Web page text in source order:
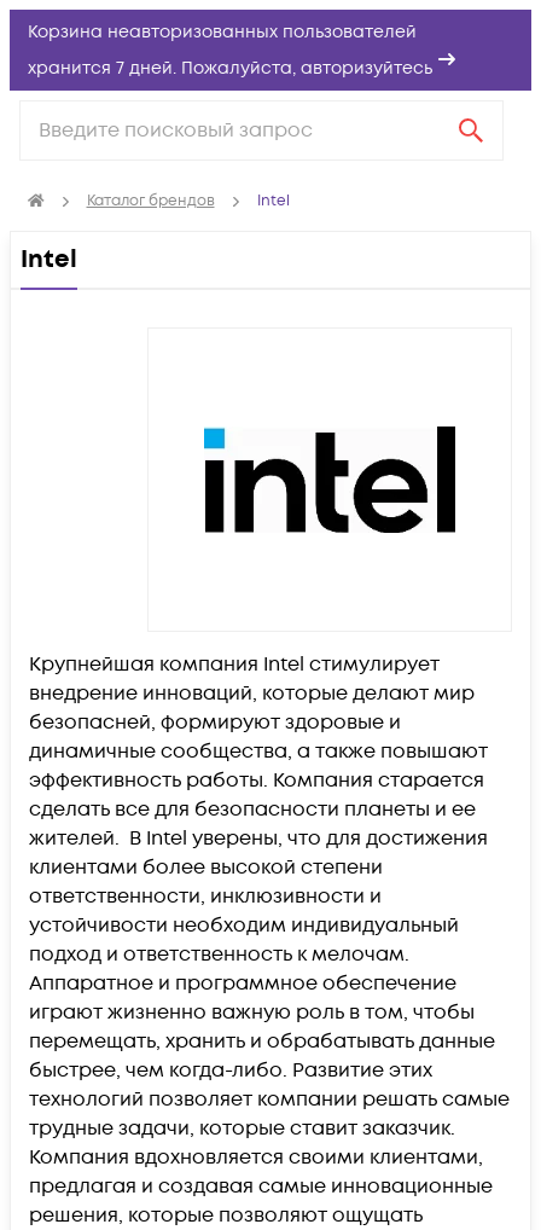
Корзина неавторизованных пользователей
хранится 7 дней. Пожалуйста, авторизуйтесь
Каталог брендов Intel
Intel
Крупнейшая компания Intel стимулирует
внедрение инноваций, которые делают мир
безопасней, формируют здоровые и
динамичные сообщества, а также повышают
эффективность работы. Компания старается
сделать все для безопасности планеты и ее
жителей. В Intel уверены, что для достижения
клиентами более высокой степени
ответственности, инклюзивности и
устойчивости необходим индивидуальный
подход и ответственность к мелочам.
Аппаратное и программное обеспечение
играют жизненно важную роль в том, чтобы
перемещать, хранить и обрабатывать данные
быстрее, чем когда-либо. Развитие этих
технологий позволяет компании решать самые
трудные задачи, которые ставит заказчик.
Компания вдохновляется своими клиентами,
предлагая и создавая самые инновационные
решения, которые позволяют ощущать